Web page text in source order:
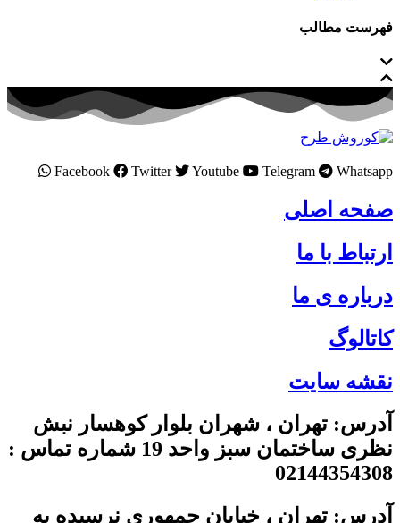
فهرست مطالب
Facebook Twitter Youtube Telegram Whatsapp
صفحه اصلی
ارتباط با ما
درباره ی ما
کاتالوگ
نقشه سایت
آدرس: تهران ، شهران بلوار کوهسار نبش
نظری ساختمان سبز واحد 19 شماره تماس :
02144354308
آدرس: تهران ، خیابان جمهوری نرسیده به